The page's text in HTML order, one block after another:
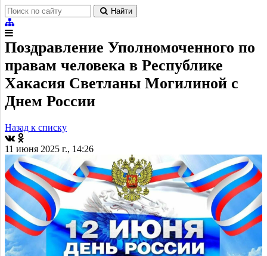
Найти
Поздравление Уполномоченного по
правам человека в Республике
Хакасия Светланы Могилиной с
Днем России
Назад к списку
11 июня 2025 г., 14:26